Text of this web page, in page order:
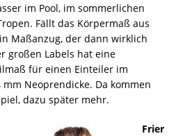
im Pool, im sommerlichen
Fällt das Körpermaß aus
Maßanzug, der dann wirklich
großen Labels hat eine
für einen Einteiler im
Neoprendicke. Da kommen
dazu später mehr.
Frier